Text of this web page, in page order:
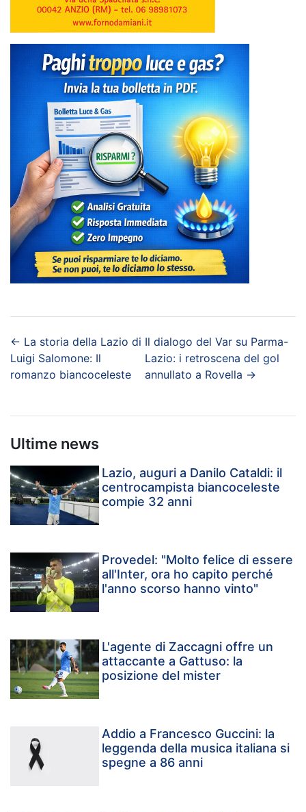
← La storia della Lazio di
Luigi Salomone: Il
romanzo biancoceleste
Il dialogo del Var su Parma-
Lazio: i retroscena del gol
annullato a Rovella →
Ultime news
Lazio, auguri a Danilo Cataldi: il
centrocampista biancoceleste
compie 32 anni
Provedel: "Molto felice di essere
all'Inter, ora ho capito perché
l'anno scorso hanno vinto"
L'agente di Zaccagni offre un
attaccante a Gattuso: la
posizione del mister
Addio a Francesco Guccini: la
leggenda della musica italiana si
spegne a 86 anni